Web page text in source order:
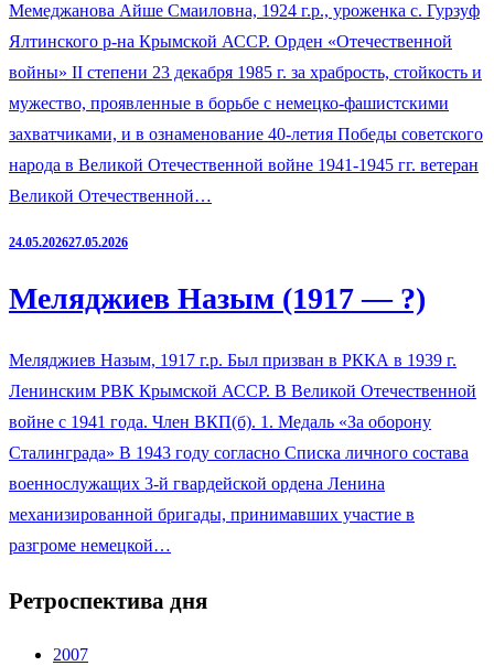
Мемеджанова Айше Смаиловна, 1924 г.р., уроженка с. Гурзуф
Ялтинского р-на Крымской АССР. Орден «Отечественной
войны» II степени 23 декабря 1985 г. за храбрость, стойкость и
мужество, проявленные в борьбе с немецко-фашистскими
захватчиками, и в ознаменование 40-летия Победы советского
народа в Великой Отечественной войне 1941-1945 гг. ветеран
Великой Отечественной…
24.05.202627.05.2026
Меляджиев Назым (1917 — ?)
Меляджиев Назым, 1917 г.р. Был призван в РККА в 1939 г.
Ленинским РВК Крымской АССР. В Великой Отечественной
войне с 1941 года. Член ВКП(б). 1. Медаль «За оборону
Сталинграда» В 1943 году согласно Списка личного состава
военнослужащих 3-й гвардейской ордена Ленина
механизированной бригады, принимавших участие в
разгроме немецкой…
Ретроспектива дня
2007